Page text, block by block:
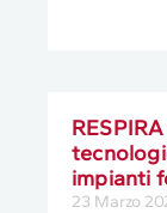
impianti
23 Marzo